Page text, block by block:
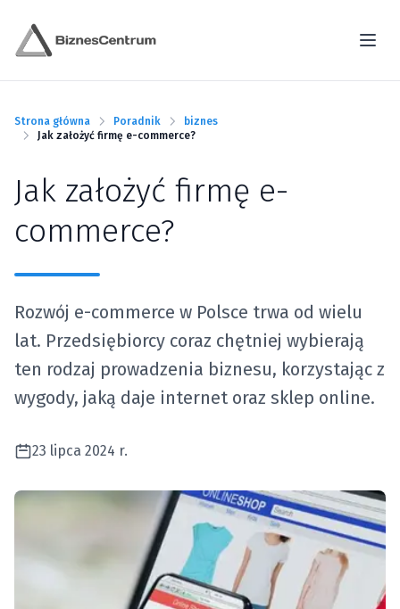
Strona główna Poradnik
biznes
Jak założyć firmę e-commerce?
Jak założyć firmę e-
commerce?
Rozwój e-commerce w Polsce trwa od wielu
lat. Przedsiębiorcy coraz chętniej wybierają
ten rodzaj prowadzenia biznesu, korzystając z
wygody, jaką daje internet oraz sklep online.
23 lipca 2024 r.